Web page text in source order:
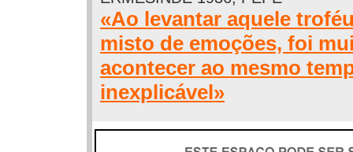
«Ao levantar aquele
misto de emoções, foi
acontecer ao mesmo
inexplicável»